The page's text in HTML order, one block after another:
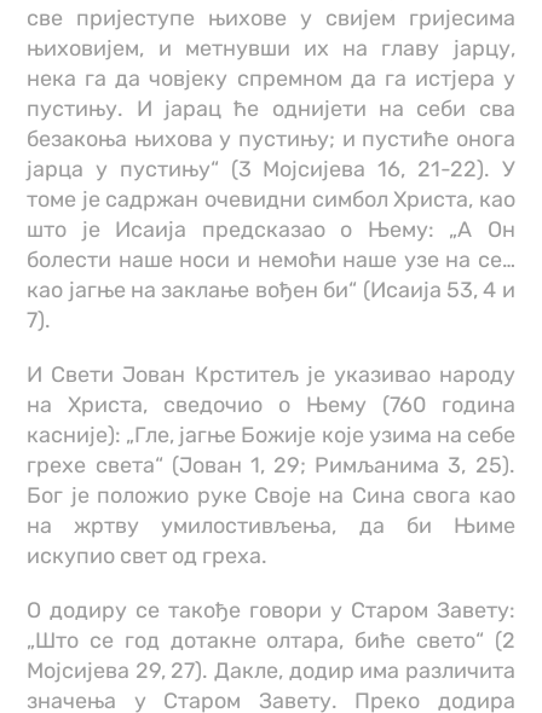
све пријеступе њихове у свијем гријесима
њиховијем, и метнувши их на главу јарцу,
нека га да човјеку спремном да га истјера у
пустињу. И јарац ће однијети на себи сва
безакоња њихова у пустињу; и пустиће онога
јарца у пустињу“ (3 Мојсијева 16, 21-22). У
томе је садржан очевидни симбол Христа, као
што је Исаија предсказао о Њему: „А Он
болести наше носи и немоћи наше узе на се…
као јагње на заклање вођен би“ (Исаија 53, 4 и
7).
И Свети Јован Крститељ је указивао народу
на Христа, сведочио о Њему (760 година
касније): „Гле, јагње Божије које узима на себе
грехе света“ (Јован 1, 29; Римљанима 3, 25).
Бог је положио руке Своје на Сина свога као
на жртву умилостивљења, да би Њиме
искупио свет од греха.
О додиру се такође говори у Старом Завету:
„Што се год дотакне олтара, биће свето“ (2
Мојсијева 29, 27). Дакле, додир има различита
значења у Старом Завету. Преко додира